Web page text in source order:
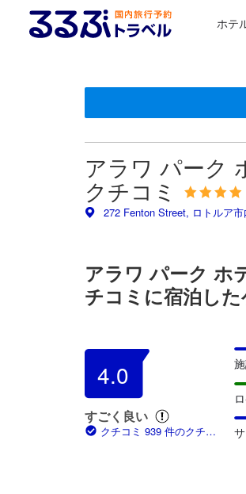
ホテ
アラワ パーク
クチコミ
272 Fenton Street, ロトルア
アラワ パーク ホ
チコミに宿泊し
4.0
すごく良い
クチコミ 939 件のクチコ